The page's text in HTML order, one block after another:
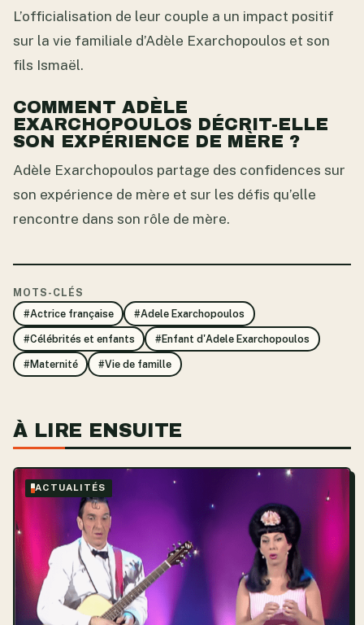
L’officialisation de leur couple a un impact positif
sur la vie familiale d’Adèle Exarchopoulos et son
fils Ismaël.
COMMENT ADÈLE
EXARCHOPOULOS DÉCRIT-ELLE
SON EXPÉRIENCE DE MÈRE ?
Adèle Exarchopoulos partage des confidences sur
son expérience de mère et sur les défis qu’elle
rencontre dans son rôle de mère.
MOTS-CLÉS
#Actrice française
#Adele Exarchopoulos
#Célébrités et enfants #Enfant d'Adele Exarchopoulos
#Maternité #Vie de famille
À LIRE ENSUITE
ACTUALITÉS